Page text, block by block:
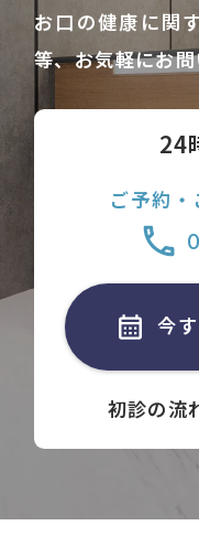
お口の健康に関
等、お気軽にお
24
ご予約
今
初診の流